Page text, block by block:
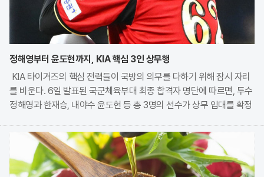
정해영부터 윤도현까지, KIA 핵심 3인 상무행
KIA 타이거즈의 핵심 전력들이 국방의 의무를 다하기 위해 잠시 자리
를 비운다. 6일 발표된 국군체육부대 최종 합격자 명단에 따르면, 투수
정해영과 한재승, 내야수 윤도현 등 총 3명의 선수가 상무 입대를 확정
을 보였으나, 최종적으로 구단과